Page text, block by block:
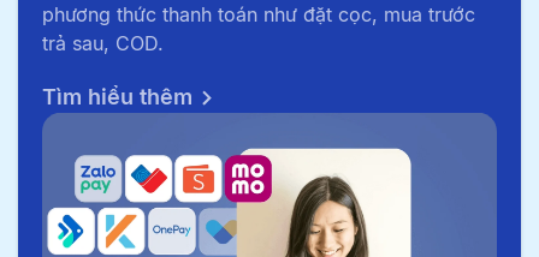
phương thức thanh toán như đặt cọc, mua trước
trả sau, COD.
Tìm hiểu thêm